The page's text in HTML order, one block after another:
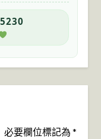
5230
必要欄位標記為 *